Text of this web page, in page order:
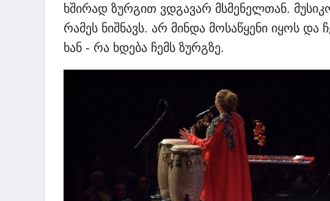
ხშირად ზურგით ვდგავარ მსმენელთან.
რამეს ნიშნავს. არ მინდა მოსაწყენი იყოს და
ხან - რა ხდება ჩემს ზურგზე.